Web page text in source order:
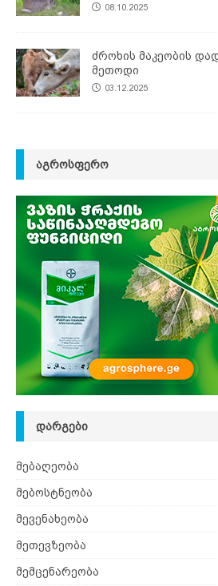
08.10.2025
ძროხის მაკეობის
მეთოდი
03.12.2025
ᲐᲒᲠᲝᲡᲤᲔᲠᲝ
ᲓᲐᲠᲒᲔᲑᲘ
მებაღეობა
მებოსტნეობა
მევენახეობა
მეთევზეობა
მემცენარეობა